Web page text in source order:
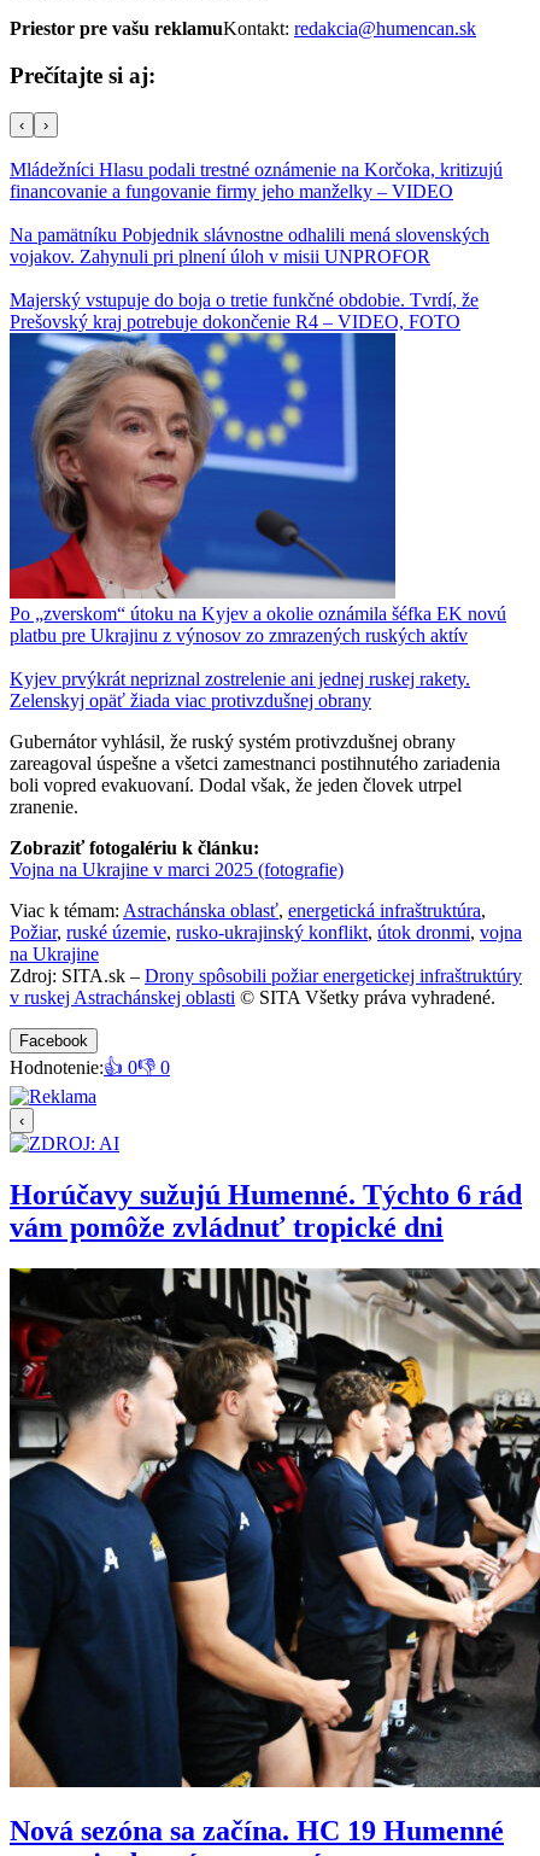
Priestor pre vašu reklamuKontakt: redakcia@humencan.sk
Prečítajte si aj:
‹ ›
Mládežníci Hlasu podali trestné oznámenie na Korčoka, kritizujú
financovanie a fungovanie firmy jeho manželky – VIDEO
Na pamätníku Pobjednik slávnostne odhalili mená slovenských
vojakov. Zahynuli pri plnení úloh v misii UNPROFOR
Majerský vstupuje do boja o tretie funkčné obdobie. Tvrdí, že
Prešovský kraj potrebuje dokončenie R4 – VIDEO, FOTO
Po „zverskom“ útoku na Kyjev a okolie oznámila šéfka EK novú
platbu pre Ukrajinu z výnosov zo zmrazených ruských aktív
Kyjev prvýkrát nepriznal zostrelenie ani jednej ruskej rakety.
Zelenskyj opäť žiada viac protivzdušnej obrany
Gubernátor vyhlásil, že ruský systém protivzdušnej obrany
zareagoval úspešne a všetci zamestnanci postihnutého zariadenia
boli vopred evakuovaní. Dodal však, že jeden človek utrpel
zranenie.
Zobraziť fotogalériu k článku:
Vojna na Ukrajine v marci 2025 (fotografie)
Viac k témam: Astrachánska oblasť, energetická infraštruktúra,
Požiar, ruské územie, rusko-ukrajinský konflikt, útok dronmi, vojna
na Ukrajine
Zdroj: SITA.sk – Drony spôsobili požiar energetickej infraštruktúry
v ruskej Astrachánskej oblasti © SITA Všetky práva vyhradené.
Facebook
Hodnotenie:👍 0👎 0
‹
Horúčavy sužujú Humenné. Týchto 6 rád
vám pomôže zvládnuť tropické dni
Nová sezóna sa začína. HC 19 Humenné